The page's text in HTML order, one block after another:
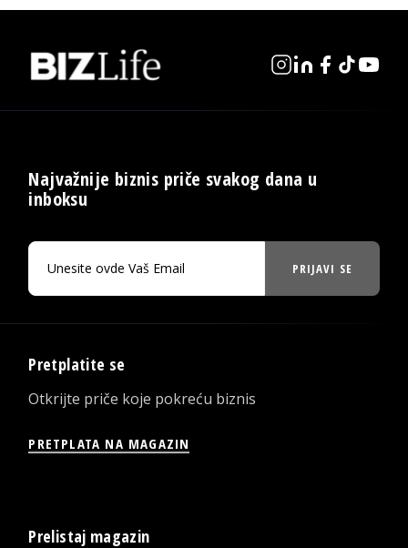
Najvažnije biznis priče svakog dana u
inboksu
PRIJAVI SE
Pretplatite se
Otkrijte priče koje pokreću biznis
PRETPLATA NA MAGAZIN
Prelistaj magazin